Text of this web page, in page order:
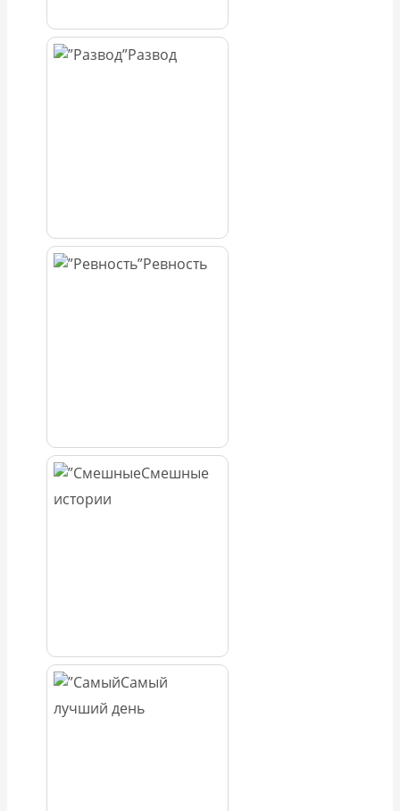
Развод
Ревность
Смешные
истории
Самый
лучший день